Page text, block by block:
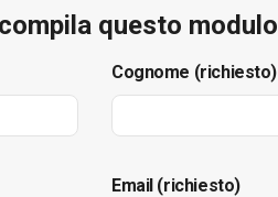
questo modulo
Cognome (richiesto)
Email (richiesto)